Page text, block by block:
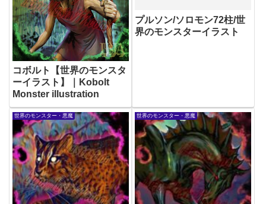
コボルト【世界のモンスタ
ーイラスト】｜Kobolt
Monster illustration
プルソン/ソロモン72柱/世
界のモンスターイラスト
世界のモンスター・悪魔 世界のモンスター・悪魔